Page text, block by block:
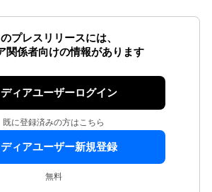
プレスリリースには、
関係者向けの情報があります
ディアユーザーログイン
既に登録済みの方はこちら
ディアユーザー新規登録
無料